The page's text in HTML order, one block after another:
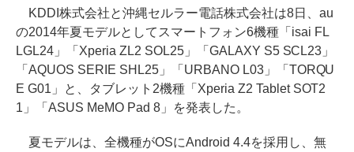
KDDI株式会社と沖縄セルラー電話株式会社は8日、au
の2014年夏モデルとしてスマートフォン6機種「isai FL
LGL24」「Xperia ZL2 SOL25」「GALAXY S5 SCL23」
「AQUOS SERIE SHL25」「URBANO L03」「TORQU
E G01」と、タブレット2機種「Xperia Z2 Tablet SOT2
1」「ASUS MeMO Pad 8」を発表した。
夏モデルは、全機種がOSにAndroid 4.4を採用し、無